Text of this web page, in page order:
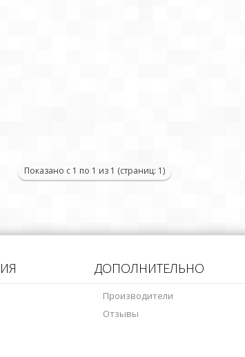
Показано с 1 по 1 из 1 (страниц: 1)
ДОПОЛНИТЕЛЬНО
Производители
Отзывы